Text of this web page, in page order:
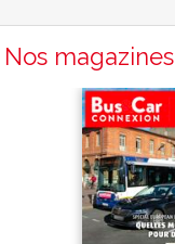
Nos magazines